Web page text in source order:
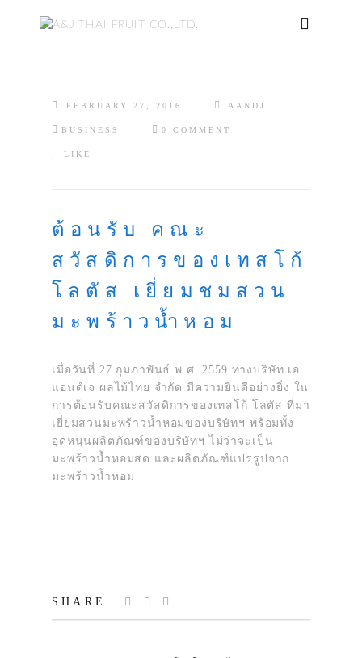
FEBRUARY 27, 2016 AANDJ
BUSINESS 0 COMMENT
LIKE
ต้อนรับ คณะ
สวัสดิการของเทสโก้
โลตัส เยี่ยมชมสวน
มะพร้าวน้ำหอม
เมื่อวันที่ 27 กุมภาพันธ์ พ.ศ. 2559 ทางบริษัท เอ
แอนด์เจ ผลไม้ไทย จำกัด มีความยินดีอย่างยิ่ง ใน
การต้อนรับคณะสวัสดิการของเทสโก้ โลตัส ที่มา
เยี่ยมสวนมะพร้าวน้ำหอมของบริษัทฯ พร้อมทั้ง
อุดหนุนผลิตภัณฑ์ของบริษัทฯ ไม่ว่าจะเป็น
มะพร้าวน้ำหอมสด และผลิตภัณฑ์แปรรูปจาก
มะพร้าวน้ำหอม
SHARE